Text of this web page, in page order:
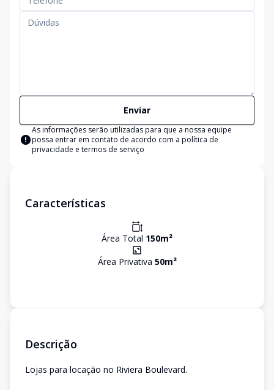
Enviar
As informações serão utilizadas para que a nossa equipe
possa entrar em contato de acordo com a política de
privacidade e termos de serviço
Características
Área Total 150m²
Área Privativa 50m²
Descrição
Lojas para locação no Riviera Boulevard.